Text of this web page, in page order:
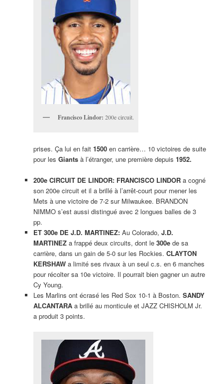
Francisco Lindor: 200e circuit.
prises. Ça lui en fait 1500en carrière… 10 victoires de suite
pour les Giantsà l’étranger, une première depuis 1952.
200e CIRCUIT DE LINDOR: FRANCISCO LINDORa cogné
son 200e circuit et il a brillé à l’arrêt-court pour mener les
Mets à une victoire de 7-2 sur Milwaukee. BRANDON
NIMMO s’est aussi distingué avec 2 longues balles de 3
pp.
ET 300e DE J.D. MARTINEZ: Au Colorado, J.D.
MARTINEZa frappé deux circuits, dont le 300ede sa
carrière, dans un gain de 5-0 sur les Rockies. CLAYTON
KERSHAWa limité ses rivaux à un seul c.s. en 6 manches
pour récolter sa 10e victoire. Il pourrait bien gagner un autre
Cy Young.
Les Marlins ont écrasé les Red Sox 10-1 à Boston. SANDY
ALCANTARAa brillé au monticule et JAZZ CHISHOLM Jr.
a produit 3 points.